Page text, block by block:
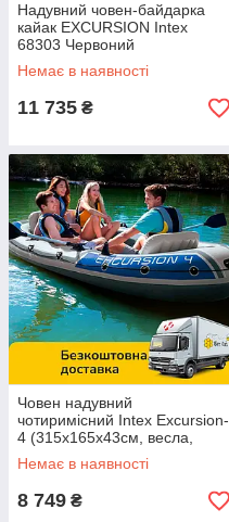
Надувний човен-байдарка
кайак EXCURSION Intex
68303 Червоний
Немає в наявності
11 735 ₴
Човен надувний
чотиримісний Intex Excursion-
4 (315х165х43см, весла,
насос) 68324 Сіра
Немає в наявності
8 749 ₴